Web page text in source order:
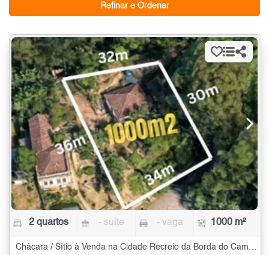
Refinar e Ordenar
2 quartos - suíte - vaga 1000 m²
Chácara / Sítio à Venda na Cidade Recreio da Borda do Campo com 2 quartos - 1000 m²